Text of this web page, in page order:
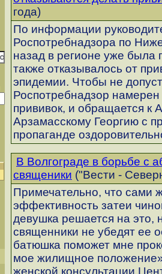
года)
По информации
Роспотребнадзора по
назад в регионе уже была
также отказывалось от
эпидемии. Чтобы не
Роспотребнадзор намерен
прививок, и обращается к
Арзамасскому Георгию с
пропаганде
В Волгограде в борьбе с
священики ("Вести -
Примечательно, что сами
эффективность затеи
девушка решается на это,
священники не убедят ее
батюшка поможет мне
мое жилищное